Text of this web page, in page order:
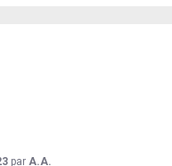
parA.A.